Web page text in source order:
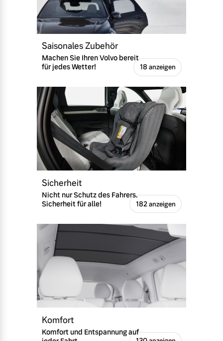
Mehr erfahren
Versicherung
Saisonales Zubehör
Machen Sie Ihren Volvo bereit
für jedes Wetter!
18 anzeigen
Sicherheit
Nicht nur Schutz des Fahrers.
Sicherheit für alle!
182 anzeigen
Komfort
Komfort und Entspannung auf